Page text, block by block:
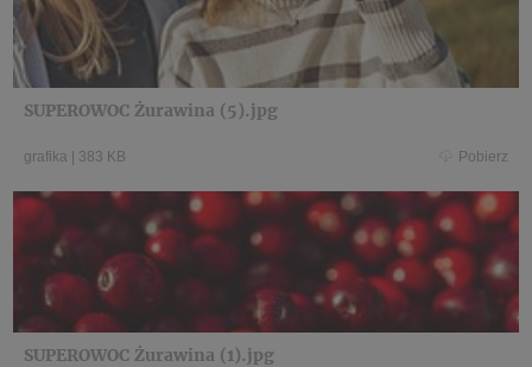
SUPEROWOC Żurawina (5).jpg
grafika 383 KB Pobierz
SUPEROWOC Żurawina (1).jpg